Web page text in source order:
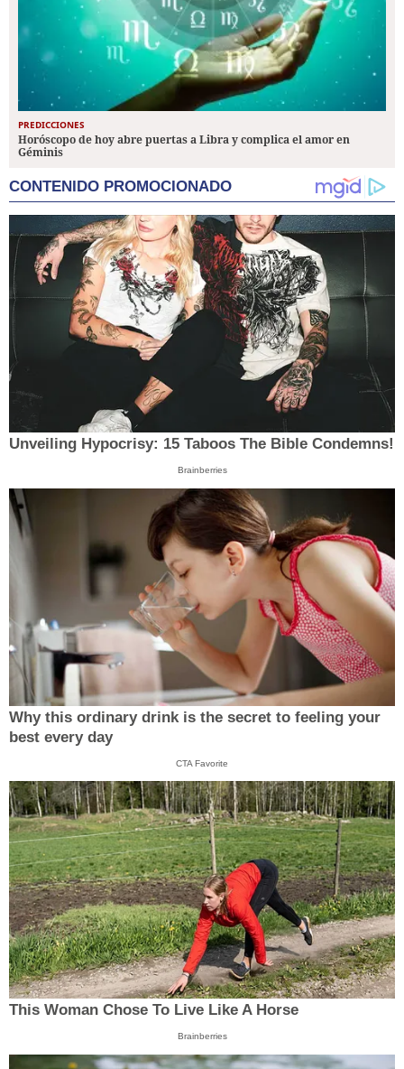
PREDICCIONES
Horóscopo de hoy abre puertas a Libra y complica el amor en
Géminis
CONTENIDO PROMOCIONADO
Unveiling Hypocrisy: 15 Taboos The Bible Condemns!
Brainberries
Why this ordinary drink is the secret to feeling your
best every day
CTA Favorite
This Woman Chose To Live Like A Horse
Brainberries